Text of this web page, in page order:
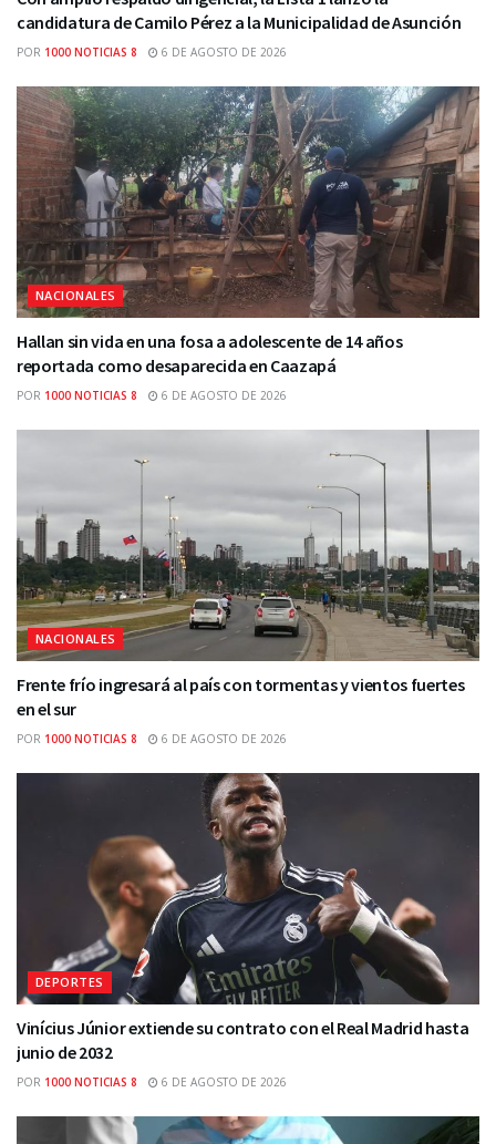
candidatura de Camilo Pérez a la Municipalidad de Asunción
POR 1000 NOTICIAS 8 6 DE AGOSTO DE 2026
NACIONALES
Hallan sin vida en una fosa a adolescente de 14 años
reportada como desaparecida en Caazapá
POR 1000 NOTICIAS 8 6 DE AGOSTO DE 2026
NACIONALES
Frente frío ingresará al país con tormentas y vientos fuertes
en el sur
POR 1000 NOTICIAS 8 6 DE AGOSTO DE 2026
DEPORTES
Vinícius Júnior extiende su contrato con el Real Madrid hasta
junio de 2032
POR 1000 NOTICIAS 8 6 DE AGOSTO DE 2026